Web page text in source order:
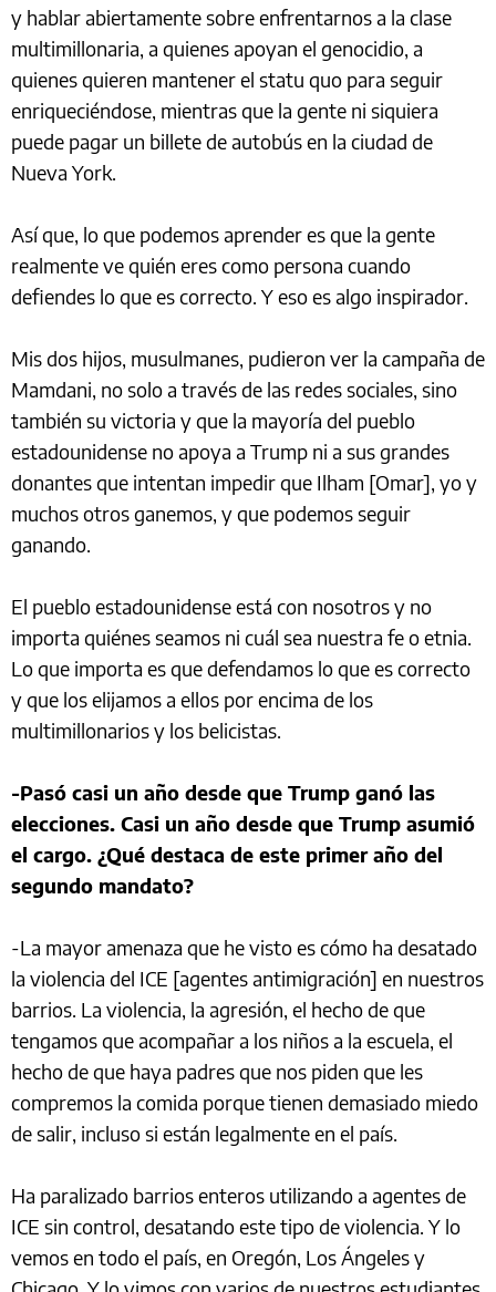
y hablar abiertamente sobre enfrentarnos a la clase
multimillonaria, a quienes apoyan el genocidio, a
quienes quieren mantener el statu quo para seguir
enriqueciéndose, mientras que la gente ni siquiera
puede pagar un billete de autobús en la ciudad de
Nueva York.
Así que, lo que podemos aprender es que la gente
realmente ve quién eres como persona cuando
defiendes lo que es correcto. Y eso es algo inspirador.
Mis dos hijos, musulmanes, pudieron ver la campaña de
Mamdani, no solo a través de las redes sociales, sino
también su victoria y que la mayoría del pueblo
estadounidense no apoya a Trump ni a sus grandes
donantes que intentan impedir que Ilham [Omar], yo y
muchos otros ganemos, y que podemos seguir
ganando.
El pueblo estadounidense está con nosotros y no
importa quiénes seamos ni cuál sea nuestra fe o etnia.
Lo que importa es que defendamos lo que es correcto
y que los elijamos a ellos por encima de los
multimillonarios y los belicistas.
-Pasó casi un año desde que Trump ganó las
elecciones. Casi un año desde que Trump asumió
el cargo. ¿Qué destaca de este primer año del
segundo mandato?
-La mayor amenaza que he visto es cómo ha desatado
la violencia del ICE [agentes antimigración] en nuestros
barrios. La violencia, la agresión, el hecho de que
tengamos que acompañar a los niños a la escuela, el
hecho de que haya padres que nos piden que les
compremos la comida porque tienen demasiado miedo
de salir, incluso si están legalmente en el país.
Ha paralizado barrios enteros utilizando a agentes de
ICE sin control, desatando este tipo de violencia. Y lo
vemos en todo el país, en Oregón, Los Ángeles y